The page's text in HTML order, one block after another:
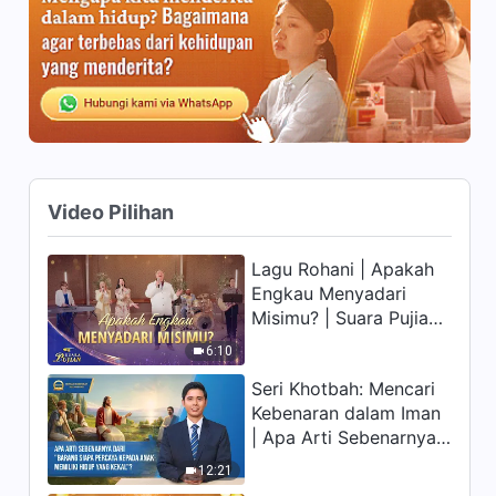
13:51
9:25
Firman Tuhan Harian:
Mengenal Tuhan | Kutipan
142
14:35
Firman Tuhan Harian:
Mengenal Tuhan | Kutipan
144
18:34
Firman Tuhan Harian:
Mengenal Tuhan | Kutipan
145
Video Pilihan
6:10
Lagu Rohani | Apakah
Engkau Menyadari
Misimu? | Suara Pujian
12:21
Seri Khotbah: Mencari
Kebenaran dalam Iman
| Apa Arti Sebenarnya